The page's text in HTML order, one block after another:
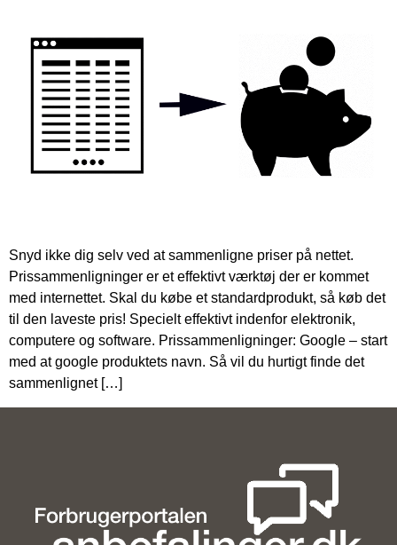
Snyd ikke dig selv ved at sammenligne priser på nettet.
Prissammenligninger er et effektivt værktøj der er kommet
med internettet. Skal du købe et standardprodukt, så køb det
til den laveste pris! Specielt effektivt indenfor elektronik,
computere og software. Prissammenligninger: Google – start
med at google produktets navn. Så vil du hurtigt finde det
sammenlignet […]